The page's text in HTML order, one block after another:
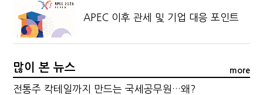
APEC 이후 관세 및 기업 대응 포인트
많이 본 뉴스 more
전통주 칵테일까지 만드는 국세공무원…왜?